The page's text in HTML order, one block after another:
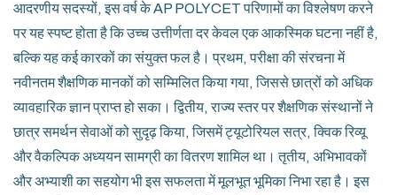
आदरणीय सदस्यों, इस वर्ष के AP POLYCET परिणामों का विश्लेषण करने
पर यह स्पष्ट होता है कि उच्च उत्तीर्णता दर केवल एक आकस्मिक घटना नहीं है,
बल्कि यह कई कारकों का संयुक्त फल है। प्रथम, परीक्षा की संरचना में
नवीनतम शैक्षणिक मानकों को सम्मिलित किया गया, जिससे छात्रों को अधिक
व्यावहारिक ज्ञान प्राप्त हो सका। द्वितीय, राज्य स्तर पर शैक्षणिक संस्थानों ने
छात्र समर्थन सेवाओं को सुदृढ़ किया, जिसमें ट्यूटोरियल सत्र, क्विक रिव्यू
और वैकल्पिक अध्ययन सामग्री का वितरण शामिल था। तृतीय, अभिभावकों
और अभ्याशी का सहयोग भी इस सफलता में मूलभूत भूमिका निभा रहा है। इस